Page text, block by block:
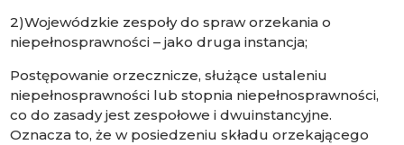
2)Wojewódzkie zespoły do spraw orzekania o
niepełnosprawności – jako druga instancja;
Postępowanie orzecznicze, służące ustaleniu
niepełnosprawności lub stopnia niepełnosprawności,
co do zasady jest zespołowe i dwuinstancyjne.
Oznacza to, że w posiedzeniu składu orzekającego